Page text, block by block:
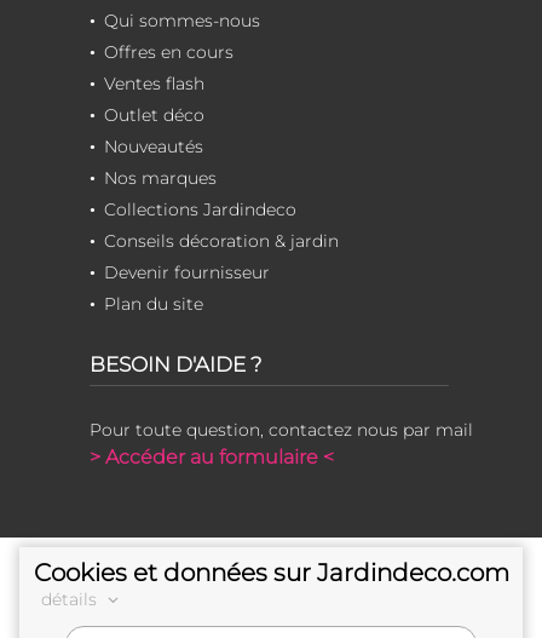
Qui sommes-nous
Offres en cours
Ventes flash
Outlet déco
Nouveautés
Nos marques
Collections Jardindeco
Conseils décoration & jardin
Devenir fournisseur
Plan du site
BESOIN D'AIDE ?
Pour toute question, contactez nous par mail
> Accéder au formulaire <
Cookies et données sur Jardindeco.com
détails